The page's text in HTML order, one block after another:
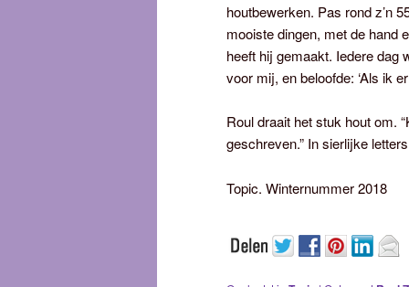
houtbewerken. Pas rond z’n
mooiste dingen, met de hand
heeft hij gemaakt. Iedere dag
voor mij, en beloofde: ‘Als ik
Roul draait het stuk hout om.
geschreven.” In sierlijke
Topic. Winternummer 2018